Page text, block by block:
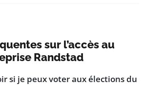
sur l’accès au
Randstad
si je peux voter aux élections du